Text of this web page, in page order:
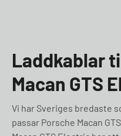
Laddkablar
Macan GTS
Vi har Sveriges bredaste
passar Porsche Macan